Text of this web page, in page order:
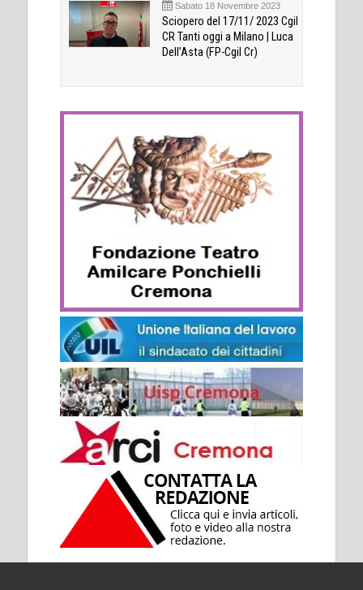
Sabato 18 Novembre 2023
Sciopero del 17/11/ 2023 Cgil
CR Tanti oggi a Milano | Luca
Dell’Asta (FP-Cgil Cr)